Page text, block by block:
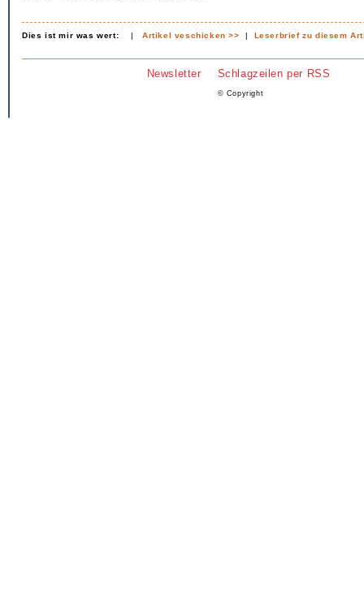
Dies ist mir was wert: |Artikel veschicken >> | Leserbrief zu diesem
Newsletter Schlagzeilen per RSS
© Copyright